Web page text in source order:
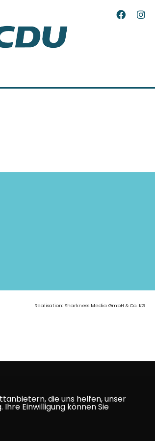
Realisation: Sharkness Media GmbH & Co. KG
die uns helfen, unser
Einwilligung können Sie